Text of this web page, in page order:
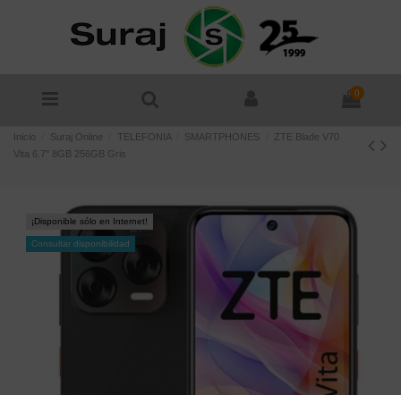
0
Inicio Suraj Online TELEFONIA SMARTPHONES
ZTE Blade V70
Vita 6.7'' 8GB 256GB Gris
¡Disponible sólo en Internet!
Consultar disponibilidad